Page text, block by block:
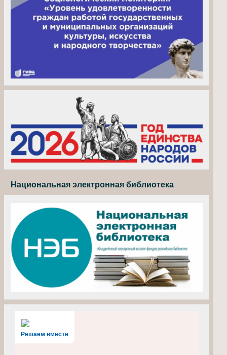
Национальная электронная библиотека
Решаем вместе